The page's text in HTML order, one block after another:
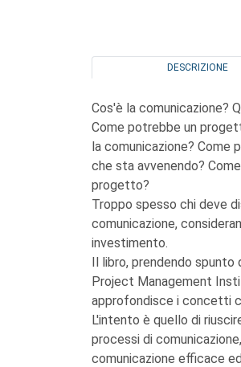
DESCRIZIONE
Cos'è la comunicazione?
Come potrebbe un
la comunicazione?
che sta avvenendo?
progetto?
Troppo spesso chi deve
comunicazione,
investimento.
Il libro, prendendo
Project Management
approfondisce i concetti
L'intento è quello di
processi di
comunicazione efficace